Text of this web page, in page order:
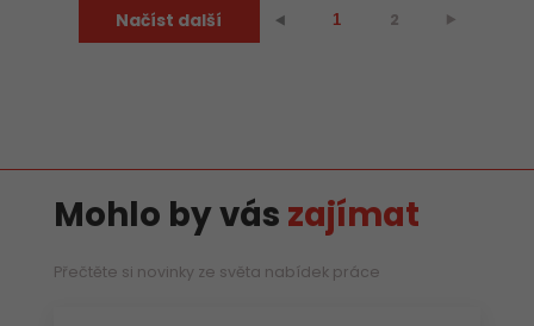
Načíst další ⯇ 1 2 ⯈
Mohlo by vás zajímat
Přečtěte si novinky ze světa nabídek práce